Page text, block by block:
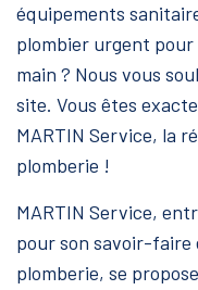
équipements
plombier urgent
main ? Nous vous
site. Vous êtes
MARTIN Service, la
plomberie !
MARTIN Service,
pour son savoir-faire
plomberie, se